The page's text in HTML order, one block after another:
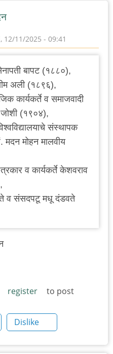
12/11/2025 - 09:41
बापट (१८८०),
अली (१८९६),
कार्यकर्ते व समाजवादी
(१९०४),
संस्थापक
मदन मोहन मालवीय
व कार्यकर्ते केशवराव
व संसदपटू मधू दंडवते
register
to post
Dislike